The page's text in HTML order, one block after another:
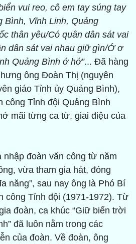
vui reo, cô em tay súng tay
Bình, Vĩnh Linh, Quảng
thân yêu/Có quân dân sát vai
dân sát vai nhau giữ gìn/Ớ ơ
Quảng Bình ớ hớ”... Đã hàng
ông Đoàn Thị (nguyên
giáo Tỉnh ủy Quảng Bình),
công Tỉnh đội Quảng Bình
mãi từng ca từ, giai điệu của
nhập đoàn văn công từ năm
vừa tham gia hát, đóng
năng”, sau nay ông là Phó Bí
công Tỉnh đội (1971-1972). Từ
đoàn, ca khúc “Giữ biển trời
đã luôn nằm trong các
của đoàn. Về đoàn, ông